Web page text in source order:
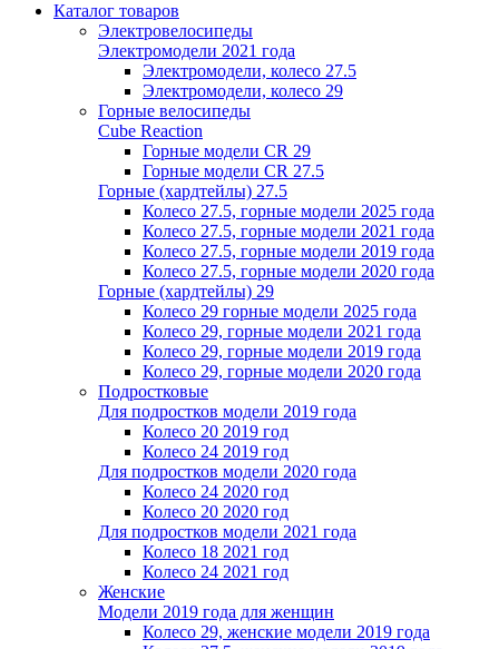
Каталог товаров
Электровелосипеды
Электромодели 2021 года
Электромодели, колесо 27.5
Электромодели, колесо 29
Горные велосипеды
Cube Reaction
Горные модели CR 29
Горные модели CR 27.5
Горные (хардтейлы) 27.5
Колесо 27.5, горные модели 2025 года
Колесо 27.5, горные модели 2021 года
Колесо 27.5, горные модели 2019 года
Колесо 27.5, горные модели 2020 года
Горные (хардтейлы) 29
Колесо 29 горные модели 2025 года
Колесо 29, горные модели 2021 года
Колесо 29, горные модели 2019 года
Колесо 29, горные модели 2020 года
Подростковые
Для подростков модели 2019 года
Колесо 20 2019 год
Колесо 24 2019 год
Для подростков модели 2020 года
Колесо 24 2020 год
Колесо 20 2020 год
Для подростков модели 2021 года
Колесо 18 2021 год
Колесо 24 2021 год
Женскиe
Модели 2019 года для женщин
Колесо 29, женские модели 2019 года